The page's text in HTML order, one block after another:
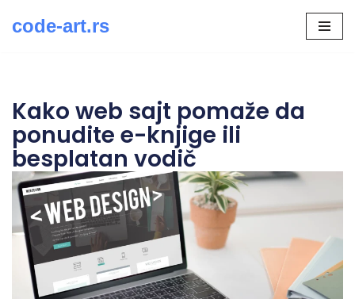
code-art.rs
Kako web sajt pomaže da
ponudite e-knjige ili
besplatan vodič